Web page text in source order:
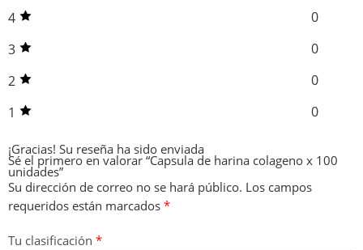
4
0
3
0
2
0
1
0
¡Gracias! Su reseña ha sido enviada
Sé el primero en valorar “Capsula de harina colageno x 100
unidades”
Su dirección de correo no se hará público. Los campos
requeridos están marcados *
Tu clasificación *